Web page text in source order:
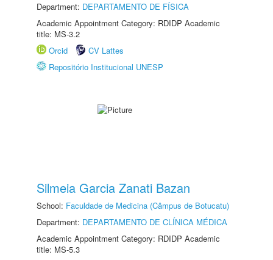
Department: DEPARTAMENTO DE FÍSICA
Academic Appointment Category: RDIDP Academic
title: MS-3.2
Orcid
CV Lattes
Repositório Institucional UNESP
Silmeia Garcia Zanati Bazan
School: Faculdade de Medicina (Câmpus de Botucatu)
Department: DEPARTAMENTO DE CLÍNICA MÉDICA
Academic Appointment Category: RDIDP Academic
title: MS-5.3